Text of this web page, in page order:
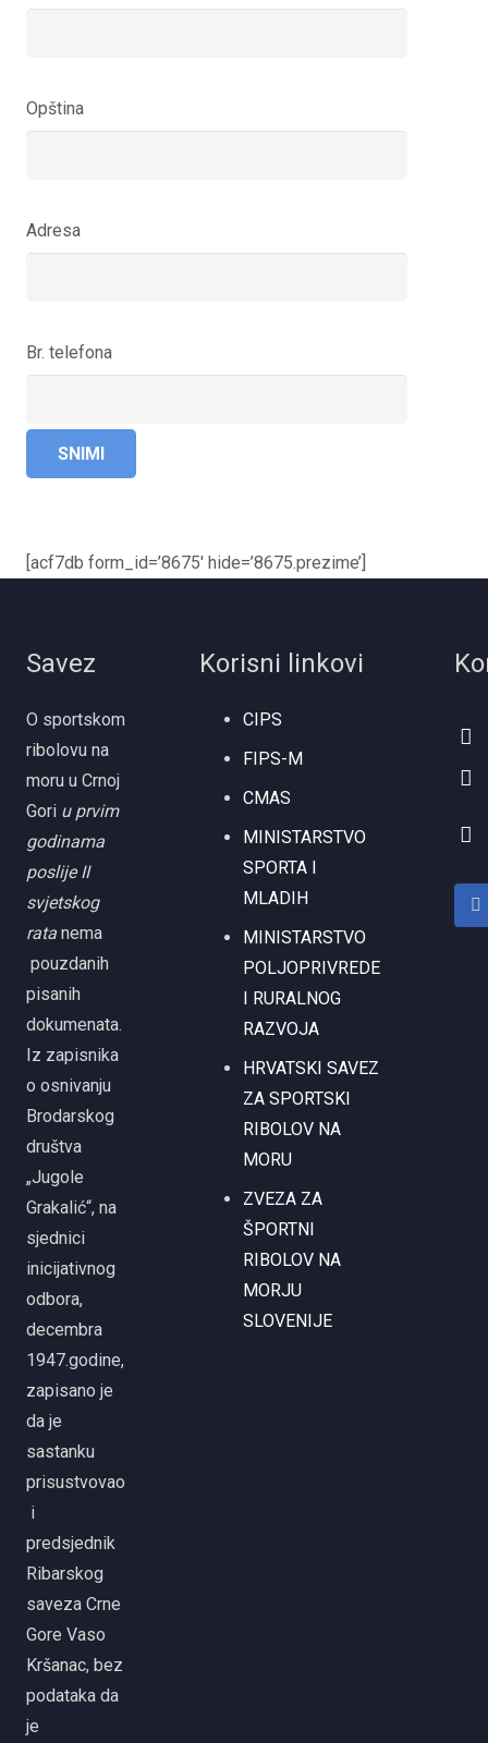
Opština
Adresa
Br. telefona
[acf7db form_id=’8675′ hide=’8675.prezime’]
Savez
O sportskom
ribolovu na
moru u Crnoj
Gori u prvim
godinama
poslije II
svjetskog
rata nema
pouzdanih
pisanih
dokumenata.
Iz zapisnika
o osnivanju
Brodarskog
društva
„Jugole
Grakalić“, na
sjednici
inicijativnog
odbora,
decembra
1947.godine,
zapisano je
da je
sastanku
prisustvovao
i
predsjednik
Ribarskog
saveza Crne
Gore Vaso
Kršanac, bez
podataka da
je
Korisni linkovi
CIPS
FIPS-M
CMAS
MINISTARSTVO
SPORTA I
MLADIH
MINISTARSTVO
POLJOPRIVREDE
I RURALNOG
RAZVOJA
HRVATSKI SAVEZ
ZA SPORTSKI
RIBOLOV NA
MORU
ZVEZA ZA
ŠPORTNI
RIBOLOV NA
MORJU
SLOVENIJE